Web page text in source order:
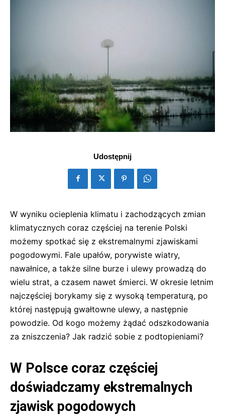
Udostępnij
W wyniku ocieplenia klimatu i zachodzących zmian
klimatycznych coraz częściej na terenie Polski
możemy spotkać się z ekstremalnymi zjawiskami
pogodowymi. Fale upałów, porywiste wiatry,
nawałnice, a także silne burze i ulewy prowadzą do
wielu strat, a czasem nawet śmierci. W okresie letnim
najczęściej borykamy się z wysoką temperaturą, po
której następują gwałtowne ulewy, a następnie
powodzie. Od kogo możemy żądać odszkodowania
za zniszczenia? Jak radzić sobie z podtopieniami?
W Polsce coraz częściej
doświadczamy ekstremalnych
zjawisk pogodowych